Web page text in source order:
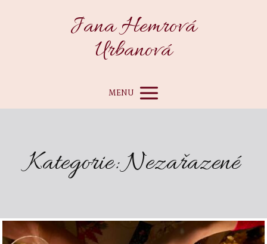
Jana Hemrová
Urbanová
MENU
Kategorie: Nezařazené